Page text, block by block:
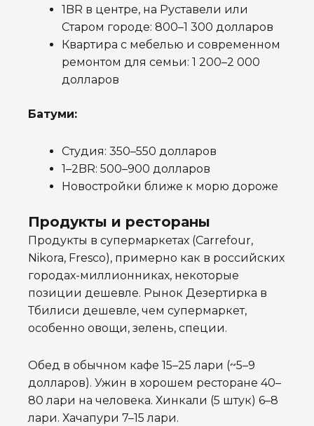
1BR в центре, на Руставели или
Старом городе: 800–1 300 долларов
Квартира с мебелью и современном
ремонтом для семьи: 1 200–2 000
долларов
Батуми:
Студия: 350–550 долларов
1–2BR: 500–900 долларов
Новостройки ближе к морю дороже
Продукты и рестораны
Продукты в супермаркетах (Carrefour,
Nikora, Fresco), примерно как в российских
городах-миллионниках, некоторые
позиции дешевле. Рынок Дезертирка в
Тбилиси дешевле, чем супермаркет,
особенно овощи, зелень, специи.
Обед в обычном кафе 15–25 лари (~5–9
долларов). Ужин в хорошем ресторане 40–
80 лари на человека. Хинкали (5 штук) 6–8
лари. Хачапури 7–15 лари.